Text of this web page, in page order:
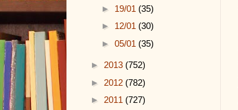
► 19/01 (35)
► 12/01 (30)
► 05/01 (35)
► 2013 (752)
► 2012 (782)
► 2011 (727)